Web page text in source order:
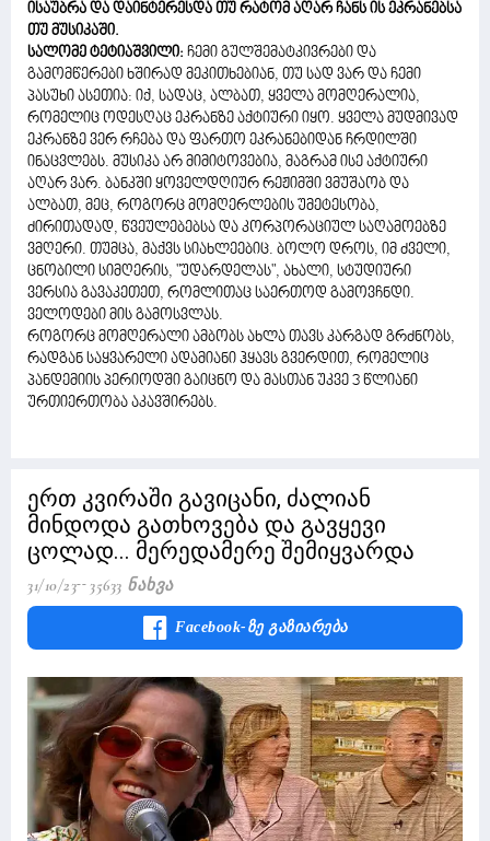
ისაუბრა და დაინტერესდა თუ რატომ აღარ ჩანს ის ეკრანებსა
თუ მუსიკაში.
სალომე ტეტიაშვილი: ჩემი გულშემატკივრები და
გამომწერები ხშირად მეკითხებიან, თუ სად ვარ და ჩემი
პასუხი ასეთია: იქ, სადაც, ალბათ, ყველა მომღერალია,
რომელიც ოდესღაც ეკრანზე აქტიური იყო. ყველა მუდმივად
ეკრანზე ვერ რჩება და ფართო ეკრანებიდან ჩრდილში
ინაცვლებს. მუსიკა არ მიმიტოვებია, მაგრამ ისე აქტიური
აღარ ვარ. ბანკში ყოველდღიურ რეჟიმში ვმუშაობ და
ალბათ, მეც, როგორც მომღერლების უმეტესობა,
ძირითადად, წვეულებებსა და კორპორაციულ საღამოებზე
ვმღერი. თუმცა, მაქვს სიახლეებიც. ბოლო დროს, იმ ძველი,
ცნობილი სიმღერის, "უდარდელას", ახალი, სტუდიური
ვერსია გავაკეთეთ, რომლითაც საერთოდ გამოვჩნდი.
ველოდები მის გამოსვლას.
როგორც მომღერალი ამბობს ახლა თავს კარგად გრძნობს,
რადგან საყვარელი ადამიანი ჰყავს გვერდით, რომელიც
პანდემიის პერიოდში გაიცნო და მასთან უკვე 3 წლიანი
ურთიერთობა აკავშირებს.
ერთ კვირაში გავიცანი, ძალიან
მინდოდა გათხოვება და გავყევი
ცოლად... მერედამერე შემიყვარდა
31/10/23 35633 Ნახვა
Facebook-Ზე Გაზიარება